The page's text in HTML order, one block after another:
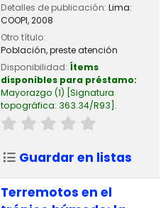
Detalles de publicación: Lima:
COOPI,2008
Otro título:
Población, preste atención
Disponibilidad: Ítems
disponibles para préstamo:
Mayorazgo (1) Signatura
topográfica: 363.34/R93 .
Guardar en listas
Terremotos en el